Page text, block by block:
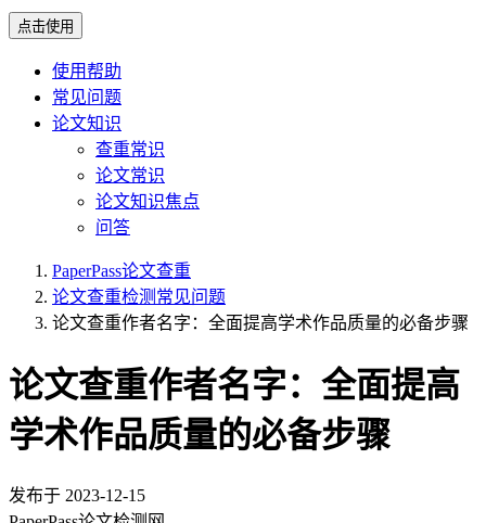
点击使用
使用帮助
常见问题
论文知识
查重常识
论文常识
论文知识焦点
问答
PaperPass论文查重
论文查重检测常见问题
论文查重作者名字：全面提高学术作品质量的必备步骤
论文查重作者名字：全面提高
学术作品质量的必备步骤
发布于 2023-12-15